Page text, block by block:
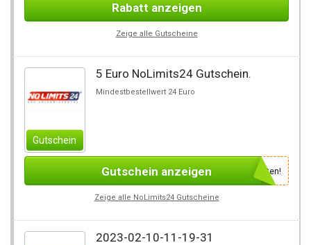
Rabatt anzeigen
Zeige alle Gutscheine
Gutschein
5 Euro NoLimits24 Gutschein.
Mindestbestellwert 24 Euro
Newsletter des Shops abonnieren, um den Gutscheincode zu erhalten!
Gutschein anzeigen
Zeige alle NoLimits24 Gutscheine
2023-02-10-11-19-31